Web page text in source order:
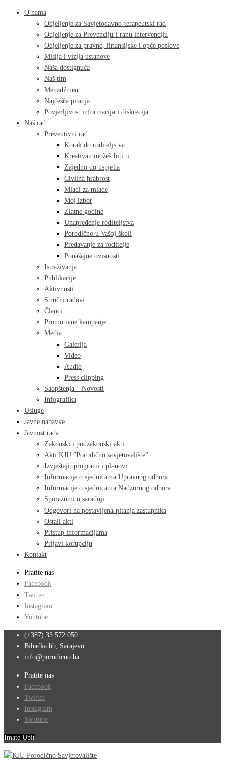
O nama
Odjeljenje za Savjetodavno-terapeutski rad
Odjeljenje za Prevenciju i ranu intervenciju
Odjeljenje za pravne, finansijske i opće poslove
Misija i vizija ustanove
Naša dostignuća
Naš tim
Menadžment
Najčešća pitanja
Povjerljivost informacija i diskrecija
Naš rad
Preventivni rad
Korak do roditeljstva
Kreativan možeš biti ti
Zajedno do uspjeha
Civilna hrabrost
Mladi za mlade
Moj izbor
Zlatne godine
Unapređenje roditeljstva
Porodično u Vašoj školi
Predavanje za roditelje
Ponašajne ovisnosti
Istraživanja
Publikacije
Aktivnosti
Stručni radovi
Članci
Promotivne kampanje
Media
Galerija
Video
Audio
Press clipping
Saopštenja – Novosti
Infografika
Usluge
Javne nabavke
Javnost rada
Zakonski i podzakonski akti
Akti KJU ”Porodično savjetovalište”
Izvještaji, programi i planovi
Informacije o sjednicama Upravnog odbora
Informacije o sjednicama Nadzornog odbora
Sporazumi o saradnji
Odgovori na postavljena pitanja zastupnika
Ostali akti
Pristup informacijama
Prijavi korupciju
Kontakt
Pratite nas
Facebook
Twitter
Instagram
Youtube
(+387) 33 572 050
Bihaćka bb, Sarajevo
info@porodicno.ba
Pratite nas
Facebook
Twitter
Instagram
Youtube
Imate Upit